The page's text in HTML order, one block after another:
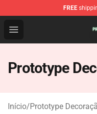
FREE
Open menu
Prototype Shop -
Prototype
Início/Prototype